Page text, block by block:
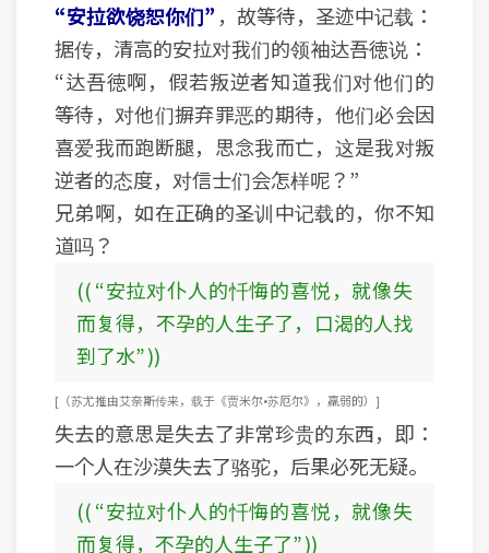
“安拉欲饶恕你们” ，故等待，圣迹中记载：
据传，清高的安拉对我们的领袖达吾徳说：
“达吾徳啊，假若叛逆者知道我们对他们的
等待，对他们摒弃罪恶的期待，他们必会因
喜爱我而跑断腿，思念我而亡，这是我对叛
逆者的态度，对信士们会怎样呢？”
兄弟啊，如在正确的圣训中记载的，你不知
道吗？
(( “安拉对仆人的忏悔的喜悦，就像失
而复得，不孕的人生子了，口渴的人找
到了水” ))
[ （苏尤推由艾奈斯传来，载于《贾米尔•苏厄尔》，羸弱的） ]
失去的意思是失去了非常珍贵的东西，即：
一个人在沙漠失去了骆驼，后果必死无疑。
(( “安拉对仆人的忏悔的喜悦，就像失
而复得，不孕的人生子了” ))